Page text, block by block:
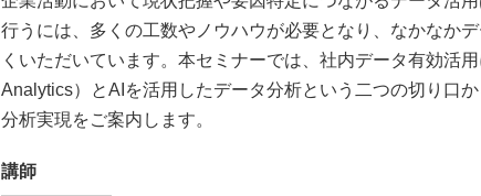
行うには、多くの工数やノウハウが必要となり、なかなか
くいただいています。本セミナーでは、社内データ有効活
Analytics）とAIを活用したデータ分析という二つの切り口
分析実現をご案内します。
講師